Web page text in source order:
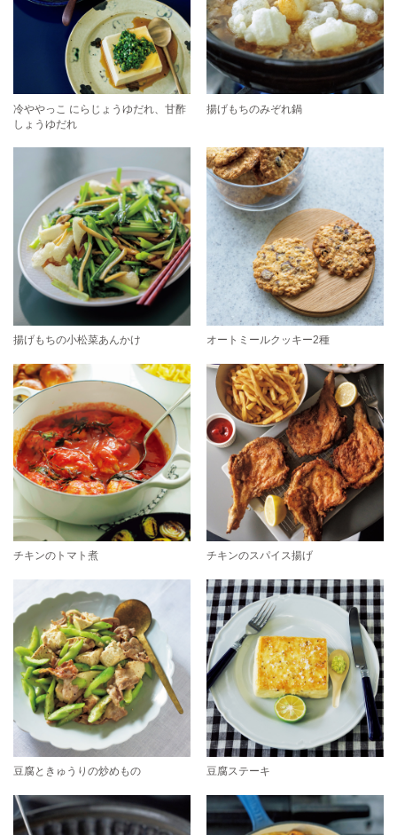
冷ややっこ にらじょうゆだれ、甘酢
しょうゆだれ
揚げもちのみぞれ鍋
揚げもちの小松菜あんかけ オートミールクッキー2種
チキンのトマト煮 チキンのスパイス揚げ
豆腐ときゅうりの炒めもの 豆腐ステーキ